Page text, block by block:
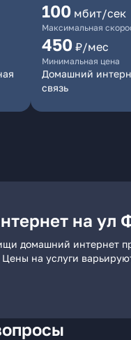
100 мбит/сек
Максимальная
450 ₽/мес
Минимальная цена
Домашний
связь
на ул
домашний интернет
на услуги